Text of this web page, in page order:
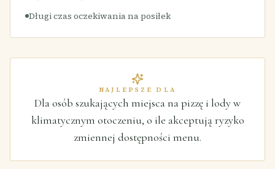
Długi czas oczekiwania na posiłek
NAJLEPSZE DLA
Dla osób szukających miejsca na pizzę i lody w
klimatycznym otoczeniu, o ile akceptują ryzyko
zmiennej dostępności menu.